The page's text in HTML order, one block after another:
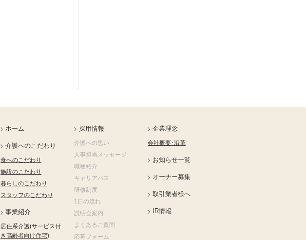
ホーム
介護へのこだわり
食へのこだわり
施設のこだわり
暮らしのこだわり
スタッフのこだわり
事業紹介
居住系介護(サービス付
き高齢者向け住宅)
採用情報
介護への思い
人事担当メッセージ
職種紹介
キャリアパス
研修制度
1日の流れ
説明会案内
よくあるご質問
応募フォーム
企業理念
会社概要･沿革
お知らせ一覧
オーナー募集
取引業者様へ
IR情報